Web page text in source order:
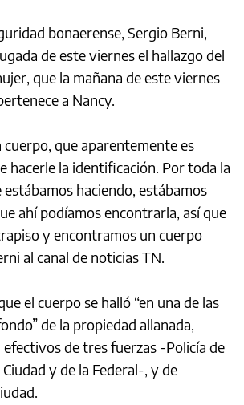
bonaerense, Sergio Berni,
de este viernes el hallazgo del
que la mañana de este viernes
a Nancy.
que aparentemente es
hacerle la identificación. Por toda la
haciendo, estábamos
ahí podíamos encontrarla, así que
y encontramos un cuerpo
al canal de noticias TN.
el cuerpo se halló “en una de las
de la propiedad allanada,
de tres fuerzas -Policía de
y de la Federal-, y de